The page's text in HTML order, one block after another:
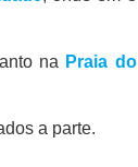
na Praia do
a parte.